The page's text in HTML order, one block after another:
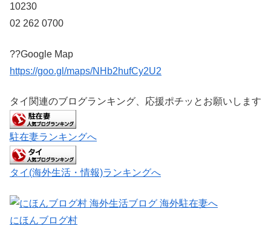
10230
02 262 0700
??Google Map
https://goo.gl/maps/NHb2hufCy2U2
タイ関連のブログランキング、応援ポチッとお願いします
駐在妻ランキングへ
タイ(海外生活・情報)ランキングへ
にほんブログ村